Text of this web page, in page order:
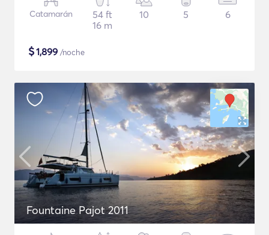
Catamarán
54 ft
16 m
10 5 6
$1,899 /noche
Fountaine Pajot 2011